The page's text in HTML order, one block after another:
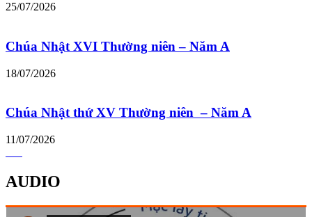
25/07/2026
Chúa Nhật XVI Thường niên – Năm A
18/07/2026
Chúa Nhật thứ XV Thường niên – Năm A
11/07/2026
AUDIO